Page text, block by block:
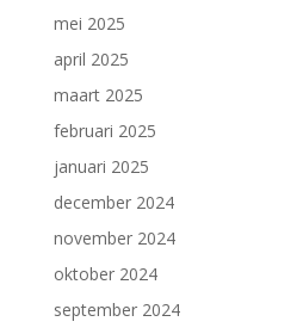
mei 2025
april 2025
maart 2025
februari 2025
januari 2025
december 2024
november 2024
oktober 2024
september 2024